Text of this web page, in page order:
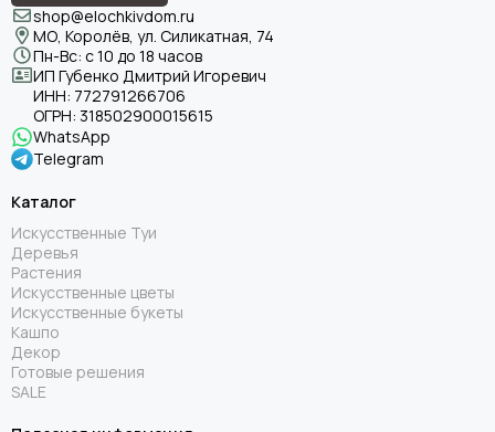
shop@elochkivdom.ru
МО, Королёв, ул. Силикатная, 74
Пн-Вс: с 10 до 18 часов
ИП Губенко Дмитрий Игоревич
ИНН: 772791266706
ОГРН: 318502900015615
WhatsApp
Telegram
Каталог
Искусственные Туи
Деревья
Растения
Искусственные цветы
Искусственные букеты
Кашпо
Декор
Готовые решения
SALE